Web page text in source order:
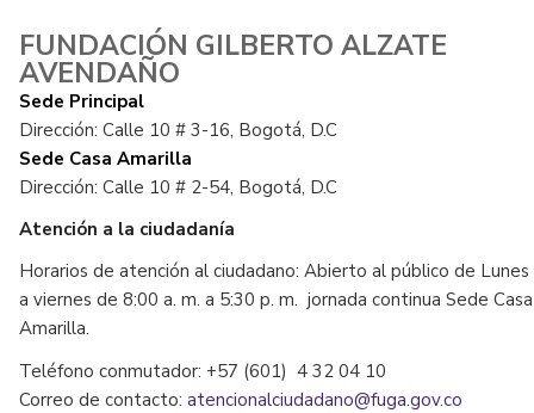
FUNDACIÓN GILBERTO ALZATE
AVENDAÑO
Sede Principal
Dirección: Calle 10 # 3-16, Bogotá, D.C
Sede Casa Amarilla
Dirección: Calle 10 # 2-54, Bogotá, D.C
Atención a la ciudadanía
Horarios de atención al ciudadano: Abierto al público de Lunes
a viernes de 8:00 a. m. a 5:30 p. m. jornada continua Sede Casa
Amarilla.
Teléfono conmutador: +57 (601) 4 32 04 10
Correo de contacto: atencionalciudadano@fuga.gov.co